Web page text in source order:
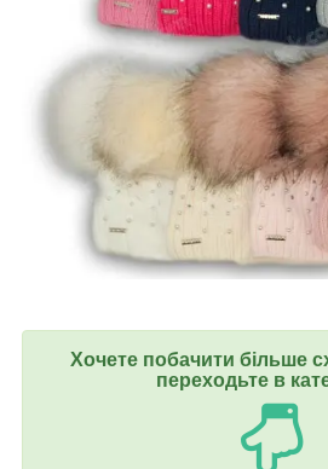
Хочете побачити більше
переходьте в